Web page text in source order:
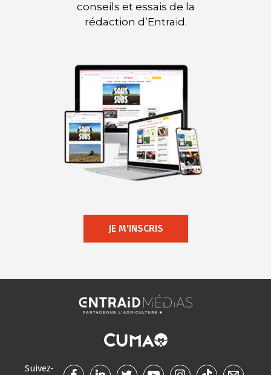
conseils et essais de la
rédaction d’Entraid.
JE M'INSCRIS
Suivez-